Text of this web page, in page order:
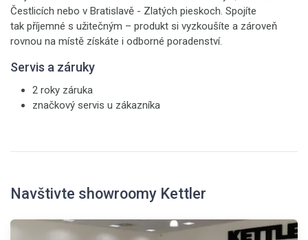
Čestlicích nebo v Bratislavě - Zlatých pieskoch. Spojíte
tak příjemné s užitečným – produkt si vyzkoušíte a zároveň
rovnou na místě získáte i odborné poradenství.
Servis a záruky
2 roky záruka
značkový servis u zákazníka
Navštivte showroomy Kettler